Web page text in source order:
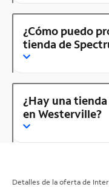
¿Cómo puedo
tienda de
¿Hay una
en Westerville?
Detalles de la oferta de